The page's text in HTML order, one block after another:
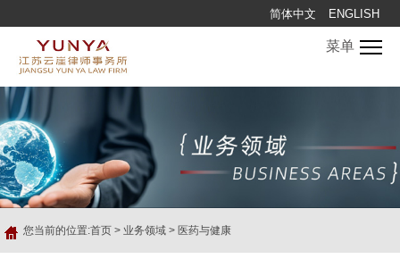
简体中文 ENGLISH
菜单
您当前的位置:首页 > 业务领域 > 医药与健康